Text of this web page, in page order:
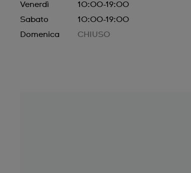
Venerdì
10:00-19:00
Sabato
10:00-19:00
Domenica
CHIUSO